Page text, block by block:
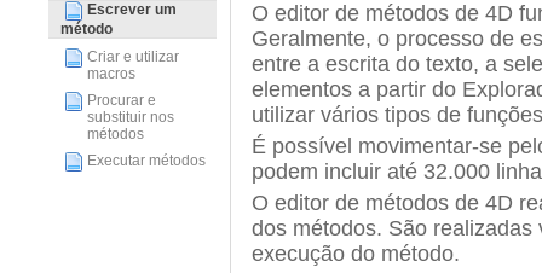
Escrever um
método
Criar e utilizar
macros
Procurar e
substituir nos
métodos
Executar métodos
O editor de métodos de 4D
Geralmente, o processo de
entre a escrita do texto, a
elementos a partir do
utilizar vários tipos de
É possível movimentar-se
podem incluir até 32.000
O editor de métodos de 4D
dos métodos. São
execução do método.